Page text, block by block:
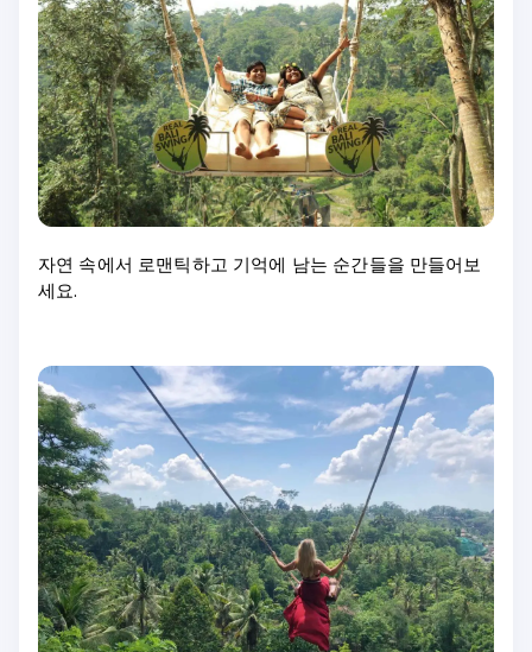
자연 속에서 로맨틱하고 기억에 남는 순간들을 만들어보
세요.